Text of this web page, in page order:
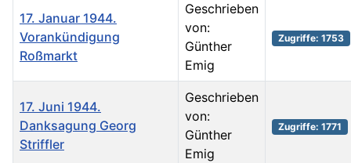
17. Januar 1944.
Vorankündigung
Roßmarkt
Geschrieben
von:
Günther
Emig
Zugriffe: 1753
17. Juni 1944.
Danksagung Georg
Striffler
Geschrieben
von:
Günther
Emig
Zugriffe: 1771